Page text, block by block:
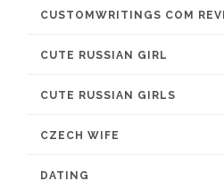
CUSTOMWRITINGS COM
CUTE RUSSIAN GIRL
CUTE RUSSIAN GIRLS
CZECH WIFE
DATING